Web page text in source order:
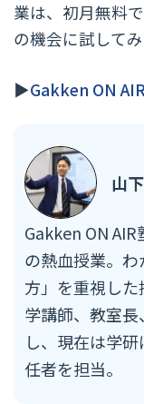
業は、初月無料
の機会に試して
▶Gakken ON
山
Gakken ON
の熱血授業。
方」を重視し
学講師、教室
し、現在は学
任者を担当。